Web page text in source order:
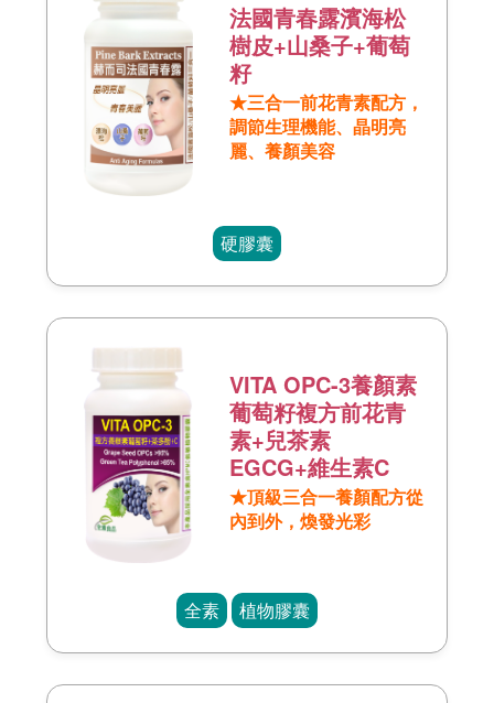
法國青春露濱海松
樹皮+山桑子+葡萄
籽
★三合一前花青素配方，
調節生理機能、晶明亮
麗、養顏美容
硬膠囊
VITA OPC-3養顏素
葡萄籽複方前花青
素+兒茶素
EGCG+維生素C
★頂級三合一養顏配方從
內到外，煥發光彩
全素 植物膠囊